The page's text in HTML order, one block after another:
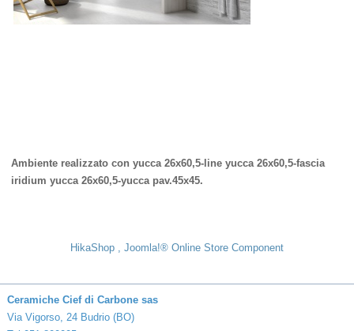
Ambiente realizzato con yucca 26x60,5-line yucca 26x60,5-fascia
iridium yucca 26x60,5-yucca pav.45x45.
HikaShop , Joomla!® Online Store Component
Ceramiche Cief di Carbone sas
Via Vigorso, 24 Budrio (BO)